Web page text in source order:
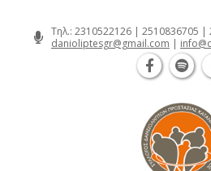
Τηλ.: 2310522126 | 2510836705 |
danioliptesgr@gmail.com |